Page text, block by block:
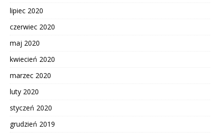
lipiec 2020
czerwiec 2020
maj 2020
kwiecień 2020
marzec 2020
luty 2020
styczeń 2020
grudzień 2019